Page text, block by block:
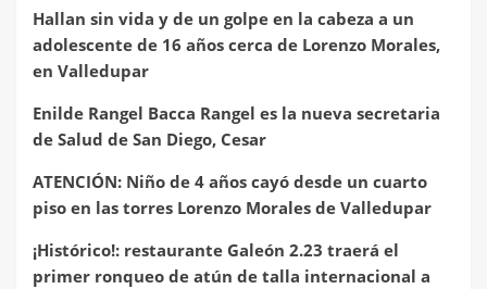
Hallan sin vida y de un golpe en la cabeza a un
adolescente de 16 años cerca de Lorenzo Morales,
en Valledupar
Enilde Rangel Bacca Rangel es la nueva secretaria
de Salud de San Diego, Cesar
ATENCIÓN: Niño de 4 años cayó desde un cuarto
piso en las torres Lorenzo Morales de Valledupar
¡Histórico!: restaurante Galeón 2.23 traerá el
primer ronqueo de atún de talla internacional a